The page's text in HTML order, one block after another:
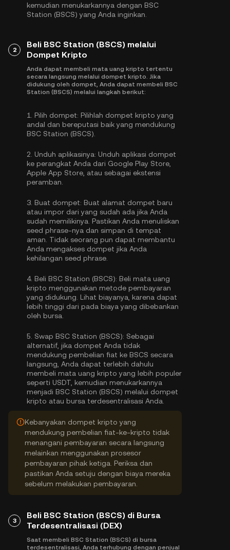
kemudian menukarkannya dengan BSC
Station (BSCS) yang Anda inginkan.
2
Beli BSC Station (BSCS) melalui
Dompet Kripto
Anda dapat membeli mata uang kripto tertentu
secara langsung melalui dompet kripto. Jika
didukung oleh dompet, Anda dapat membeli BSC
Station (BSCS) melalui langkah berikut:
1. Pilih dompet: Pilihlah dompet kripto yang
andal dan bereputasi baik yang mendukung
BSC Station (BSCS).
2. Unduh aplikasinya: Unduh aplikasi dompet
ke perangkat Anda dari Google Play Store,
Apple App Store, atau sebagai ekstensi
peramban.
3. Buat dompet: Buat alamat dompet baru
atau impor dari yang sudah ada jika Anda
sudah memilikinya. Pastikan Anda menuliskan
seed phrase-nya dan simpan di tempat
aman. Tidak seorang pun dapat membantu
Anda mengakses dompet jika Anda
kehilangan seed phrase.
4. Beli BSC Station (BSCS): Beli mata uang
kripto menggunakan metode pembayaran
yang didukung. Lihat biayanya, karena dapat
lebih tinggi dari pada biaya yang dibebankan
oleh bursa.
5. Swap BSC Station (BSCS): Sebagai
alternatif, jika dompet Anda tidak
mendukung pembelian fiat ke BSCS secara
langsung, Anda dapat terlebih dahulu
membeli mata uang kripto yang lebih populer
seperti USDT, kemudian menukarkannya
menjadi BSC Station (BSCS) melalui dompet
kripto atau bursa terdesentralisasi Anda.
Kebanyakan dompet kripto yang
mendukung pembelian fiat-ke-kripto tidak
menangani pembayaran secara langsung
melainkan menggunakan prosesor
pembayaran pihak ketiga. Periksa dan
pastikan Anda setuju dengan biaya mereka
sebelum melakukan pembayaran.
3
Beli BSC Station (BSCS) di Bursa
Terdesentralisasi (DEX)
Saat membeli BSC Station (BSCS) di bursa
terdesentralisasi, Anda terhubung dengan penjual